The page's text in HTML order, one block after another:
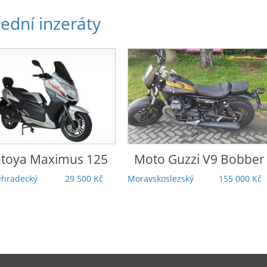
inzeráty
GuzziV9 Bobber
155 000 Kč
HondaRebel 1100 DCT
Touring | 5 000 km |
Záruka | TOP stav |